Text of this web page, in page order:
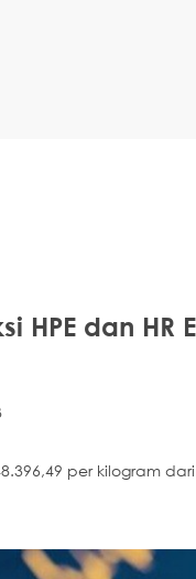
HPE dan HR
per kilogram